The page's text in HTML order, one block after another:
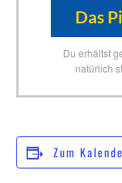
Du erhältst
natürlich
Zum